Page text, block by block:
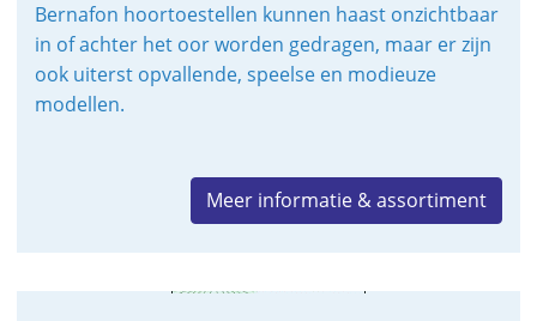
Bernafon hoortoestellen kunnen haast onzichtbaar
in of achter het oor worden gedragen, maar er zijn
ook uiterst opvallende, speelse en modieuze
modellen.
Meer informatie & assortiment